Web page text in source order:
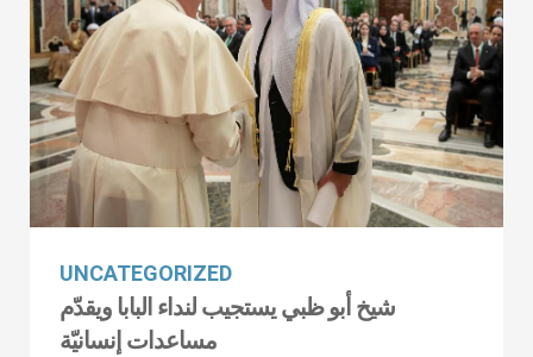
UNCATEGORIZED
شيخ أبو ظبي يستجيب لنداء البابا ويقدّم
مساعدات إنسانيّة